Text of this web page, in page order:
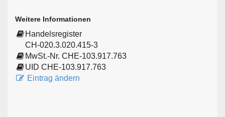
Weitere Informationen
Handelsregister
CH-020.3.020.415-3
MwSt.-Nr. CHE-103.917.763
UID CHE-103.917.763
Eintrag ändern